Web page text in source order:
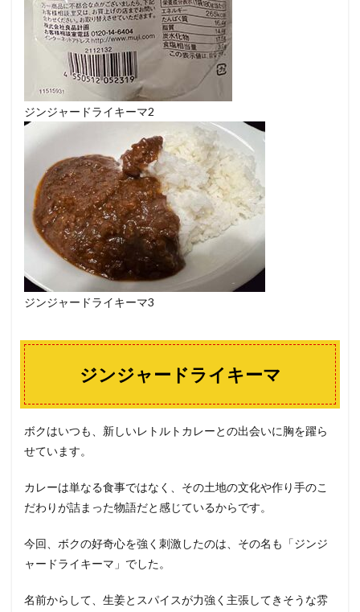
ジンジャードライキーマ2
ジンジャードライキーマ3
ジンジャードライキーマ
ボクはいつも、新しいレトルトカレーとの出会いに胸を躍ら
せています。
カレーは単なる食事ではなく、その土地の文化や作り手のこ
だわりが詰まった物語だと感じているからです。
今回、ボクの好奇心を強く刺激したのは、その名も「ジンジ
ャードライキーマ」でした。
名前からして、生姜とスパイスが力強く主張してきそうな雰